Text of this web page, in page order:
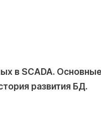
в SCADA.
развития БД.